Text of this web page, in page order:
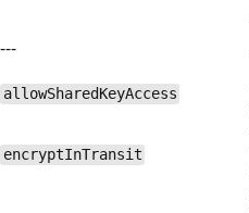
---
allowSharedKeyAccess
encryptInTransit